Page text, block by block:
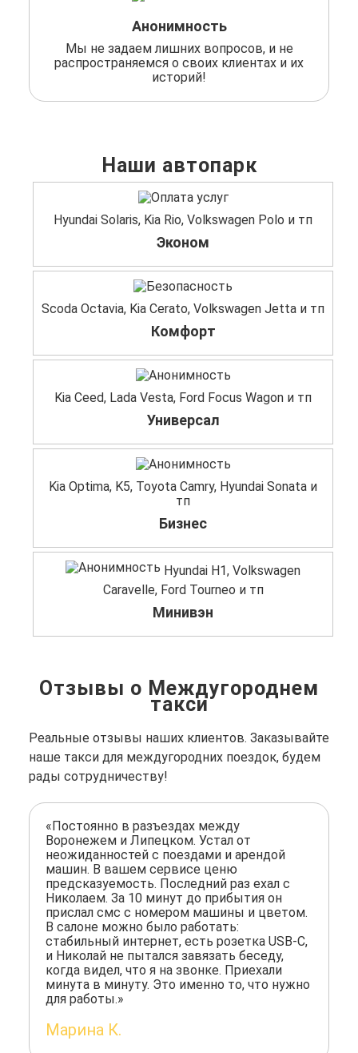
Анонимность
Мы не задаем лишних вопросов, и не
распространяемся о своих клиентах и их
историй!
Наши автопарк
Hyundai Solaris, Kia Rio, Volkswagen Polo и тп
Эконом
Scoda Octavia, Kia Cerato, Volkswagen Jetta и тп
Комфорт
Kia Ceed, Lada Vesta, Ford Focus Wagon и тп
Универсал
Kia Optima, K5, Toyota Camry, Hyundai Sonata и
тп
Бизнес
Hyundai H1, Volkswagen
Caravelle, Ford Tourneo и тп
Минивэн
Отзывы о Междугороднем
такси
Реальные отзывы наших клиентов. Заказывайте
наше такси для междугородних поездок, будем
рады сотрудничеству!
«Постоянно в разъездах между
Воронежем и Липецком. Устал от
неожиданностей с поездами и арендой
машин. В вашем сервисе ценю
предсказуемость. Последний раз ехал с
Николаем. За 10 минут до прибытия он
прислал смс с номером машины и цветом.
В салоне можно было работать:
стабильный интернет, есть розетка USB-C,
и Николай не пытался завязать беседу,
когда видел, что я на звонке. Приехали
минута в минуту. Это именно то, что нужно
для работы.»
Марина К.